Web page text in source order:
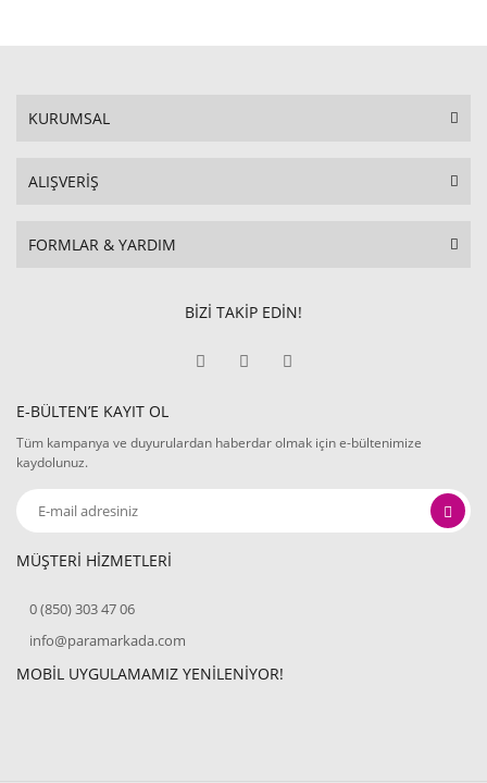
KURUMSAL
ALIŞVERİŞ
FORMLAR & YARDIM
BİZİ TAKİP EDİN!
E-BÜLTEN’E KAYIT OL
Tüm kampanya ve duyurulardan haberdar olmak için e-bültenimize
kaydolunuz.
MÜŞTERİ HİZMETLERİ
0 (850) 303 47 06
info@paramarkada.com
MOBİL UYGULAMAMIZ YENİLENİYOR!